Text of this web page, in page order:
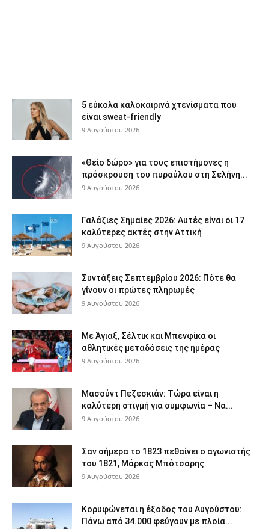
5 εύκολα καλοκαιρινά χτενίσματα που
είναι sweat-friendly
9 Αυγούστου 2026
«Θείο δώρο» για τους επιστήμονες η
πρόσκρουση του πυραύλου στη Σελήνη...
9 Αυγούστου 2026
Γαλάζιες Σημαίες 2026: Αυτές είναι οι 17
καλύτερες ακτές στην Αττική
9 Αυγούστου 2026
Συντάξεις Σεπτεμβρίου 2026: Πότε θα
γίνουν οι πρώτες πληρωμές
9 Αυγούστου 2026
Με Άγιαξ, Σέλτικ και Μπενφίκα οι
αθλητικές μεταδόσεις της ημέρας
9 Αυγούστου 2026
Μασούντ Πεζεσκιάν: Τώρα είναι η
καλύτερη στιγμή για συμφωνία – Να...
9 Αυγούστου 2026
Σαν σήμερα το 1823 πεθαίνει ο αγωνιστής
του 1821, Μάρκος Μπότσαρης
9 Αυγούστου 2026
Κορυφώνεται η έξοδος του Αυγούστου:
Πάνω από 34.000 φεύγουν με πλοία...